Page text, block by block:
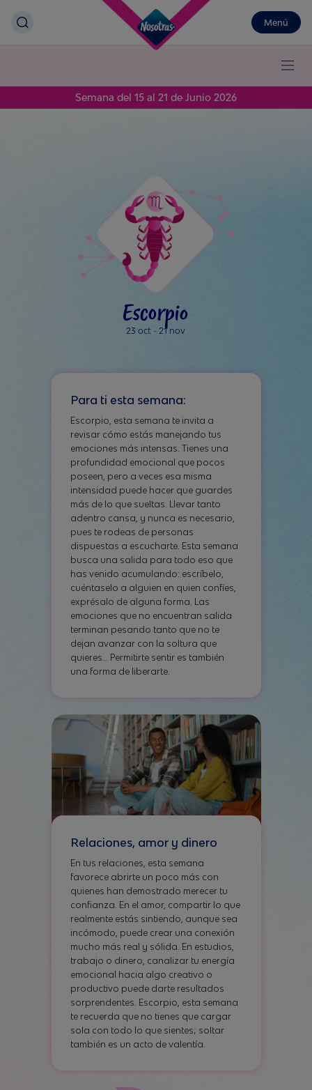
Menú
Semana del 15 al 21 de Junio 2026
Escorpio
23 oct - 21 nov
Para ti esta semana:
Escorpio, esta semana te invita a
revisar cómo estás manejando tus
emociones más intensas. Tienes una
profundidad emocional que pocos
poseen, pero a veces esa misma
intensidad puede hacer que guardes
más de lo que sueltas. Llevar tanto
adentro cansa, y nunca es necesario,
pues te rodeas de personas
dispuestas a escucharte. Esta semana
busca una salida para todo eso que
has venido acumulando: escríbelo,
cuéntaselo a alguien en quien confíes,
exprésalo de alguna forma. Las
emociones que no encuentran salida
terminan pesando tanto que no te
dejan avanzar con la soltura que
quieres… Permitirte sentir es también
una forma de liberarte.
Relaciones, amor y dinero
En tus relaciones, esta semana
favorece abrirte un poco más con
quienes han demostrado merecer tu
confianza. En el amor, compartir lo que
realmente estás sintiendo, aunque sea
incómodo, puede crear una conexión
mucho más real y sólida. En estudios,
trabajo o dinero, canalizar tu energía
emocional hacia algo creativo o
productivo puede darte resultados
sorprendentes. Escorpio, esta semana
te recuerda que no tienes que cargar
sola con todo lo que sientes; soltar
también es un acto de valentía.